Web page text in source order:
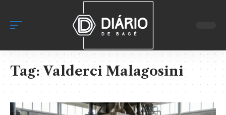
Tag:Valderci Malagosini